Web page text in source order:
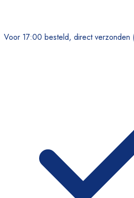
Voor 17:00 besteld, direct verzonden